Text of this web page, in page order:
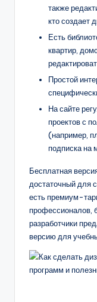
также
кто создает
Есть
квартир,
Простой
На сайте
проектов с
(например,
подписка на
Бесплатная
достаточный для
есть премиум-
профессионалов,
разработчики
версию для